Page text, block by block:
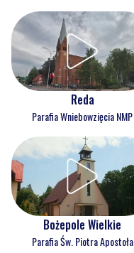
Reda
Parafia Wniebowzięcia NMP
Bożepole Wielkie
Parafia Św. Piotra Apostoła